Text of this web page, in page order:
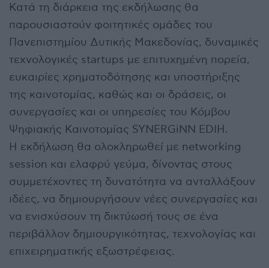
Κατά τη διάρκεια της εκδήλωσης θα
παρουσιαστούν φοιτητικές ομάδες του
Πανεπιστημίου Δυτικής Μακεδονίας, δυναμικές
τεχνολογικές startups με επιτυχημένη πορεία,
ευκαιρίες χρηματοδότησης και υποστήριξης
της καινοτομίας, καθώς και οι δράσεις, οι
συνεργασίες και οι υπηρεσίες του Κόμβου
Ψηφιακής Καινοτομίας SYNERGiNN EDIH.
Η εκδήλωση θα ολοκληρωθεί με networking
session και ελαφρύ γεύμα, δίνοντας στους
συμμετέχοντες τη δυνατότητα να ανταλλάξουν
ιδέες, να δημιουργήσουν νέες συνεργασίες και
να ενισχύσουν τη δικτύωσή τους σε ένα
περιβάλλον δημιουργικότητας, τεχνολογίας και
επιχειρηματικής εξωστρέφειας.